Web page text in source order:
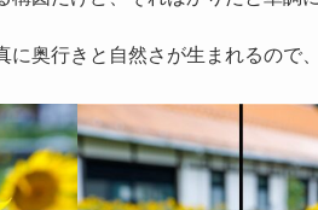
奥行きと自然さが生まれるので